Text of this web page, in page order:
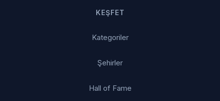
KEŞFET
Kategoriler
Şehirler
Hall of Fame